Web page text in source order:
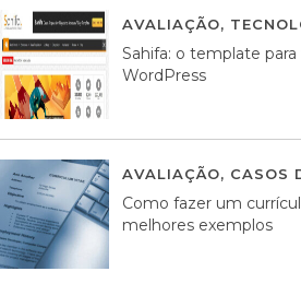
AVALIAÇÃO,
Sahifa: o template
WordPress
AVALIAÇÃO, CASOS
Como fazer um
melhores exemplos